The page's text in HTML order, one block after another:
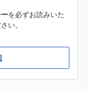
を必ずお読みいた
い。